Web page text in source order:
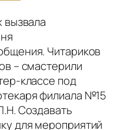
Читариков
– смастерили
классе под
филиала №15
Создавать
для мероприятий